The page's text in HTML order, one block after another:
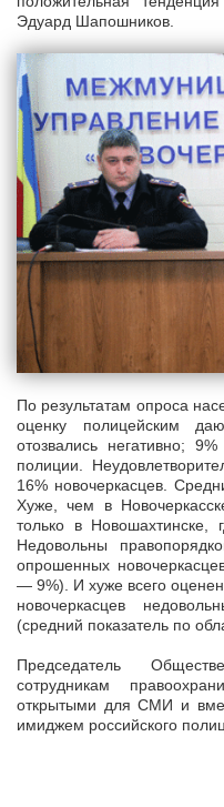
Эдуард Шапошников.
По результатам опроса
оценку полицейским
отозвались негативно;
полиции.
16% новочеркасцев.
Хуже, чем в
только в Новошахтинске,
Недовольны
опрошенных
— 9%). И хуже всего
новочеркасцев
(средний показатель по
Председатель
сотрудникам
открытыми для СМИ и
имиджем российского